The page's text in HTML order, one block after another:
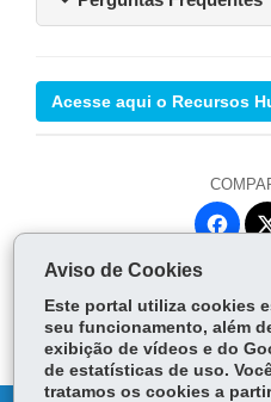
Acesse aqui o Recursos
Aviso de Cookies
Este portal utiliza cookies
seu funcionamento, além
exibição de vídeos e do
de estatísticas de uso.
tratamos os cookies a